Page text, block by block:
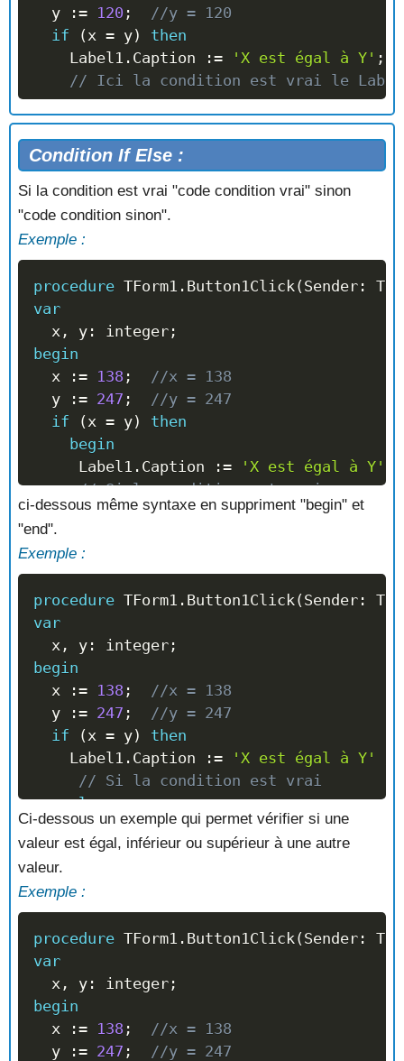
  y
:= 120 ;
//y = 120
if
(x = y)
then
    Label1
. Caption := 'X est égal à Y' ;
// Ici la condition est vrai le
end;
Condition If Else :
Si la condition est vrai "code condition vrai" sinon
"code condition sinon".
Exemple :
procedure TForm1 . Button1Click (Sender :
var
  x
, y : integer ;
begin
  x
:= 138 ;
//x = 138
  y
:= 247 ;
//y = 247
if
(x = y)
then
begin
     Label1
. Caption := 'X est égal à Y'
// Si la condition est vrai
end
// Le end qui précède le else
else
begin
    Label1
.Caption := 'X n''est pas égal
// Ici, la condition est fausse, le
end;
ci-dessous même syntaxe en suppriment "begin" et
"end".
Exemple :
procedure TForm1 . Button1Click (Sender :
var
  x
, y : integer ;
begin
  x
:= 138 ;
//x = 138
  y
:= 247 ;
//y = 247
if
(x = y)
then
    Label1
. Caption := 'X est égal à Y'
// Si la condition est vrai
else
    Label1
.Caption := 'X n''est pas égal
// Ici, la condition est fausse, le
end ;
Ci-dessous un exemple qui permet vérifier si une
valeur est égal, inférieur ou supérieur à une autre
valeur.
Exemple :
procedure TForm1 . Button1Click (Sender :
var
  x
, y : integer ;
begin
  x
:= 138 ;
//x = 138
  y
:= 247 ;
//y = 247